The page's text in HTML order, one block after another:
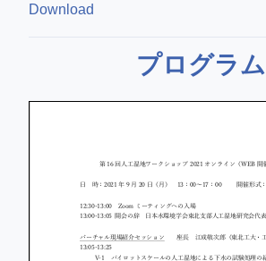
Download
プログラム